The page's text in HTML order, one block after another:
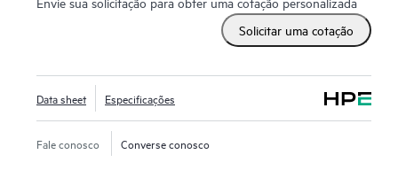
Solicitar uma cotação
Data sheet Especificações
Fale conosco Converse conosco